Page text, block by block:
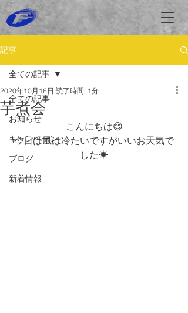
記事
全ての記事
お知らせ
キャンペーン
ブログ
新着情報
全ての記事
芋煮会
2020年10月16日 読了時間: 1分
こんにちは😊
今日は風は冷たいですがいいお天気で
した☀